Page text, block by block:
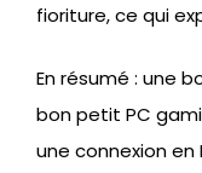
fioriture, ce qui
En résumé : une
bon petit PC
une connexion